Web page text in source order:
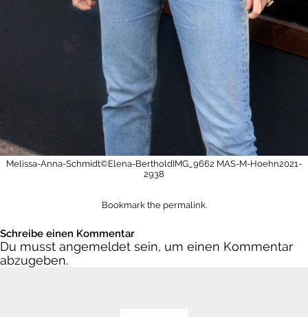
Melissa-Anna-Schmidt©Elena-BertholdIMG_9662 MAS-M-Hoehn2021-
2938
Bookmark the permalink.
Schreibe einen Kommentar
Du musst angemeldet sein, um einen Kommentar
abzugeben.